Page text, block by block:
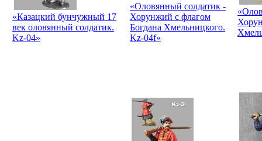
«Казацкий бунчужный 17
век оловянный солдатик.
Kz-04»
«Оловянный солдатик -
Хорунжий с флагом
Богдана Хмельницкого.
Kz-04f»